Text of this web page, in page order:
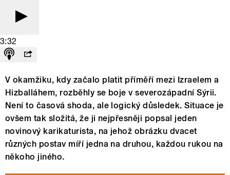
3:32
V okamžiku, kdy začalo platit příměří mezi Izraelem a
Hizballáhem, rozběhly se boje v severozápadní Sýrii.
Není to časová shoda, ale logický důsledek. Situace je
ovšem tak složitá, že ji nejpřesněji popsal jeden
novinový karikaturista, na jehož obrázku dvacet
různých postav míří jedna na druhou, každou rukou na
někoho jiného.